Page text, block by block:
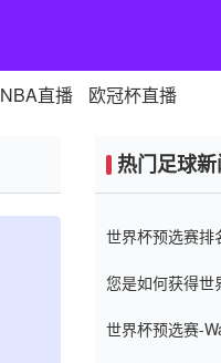
NBA直播 欧冠杯直播
热门足球
世界杯预选赛排
您是如何获得世
世界杯预选赛-